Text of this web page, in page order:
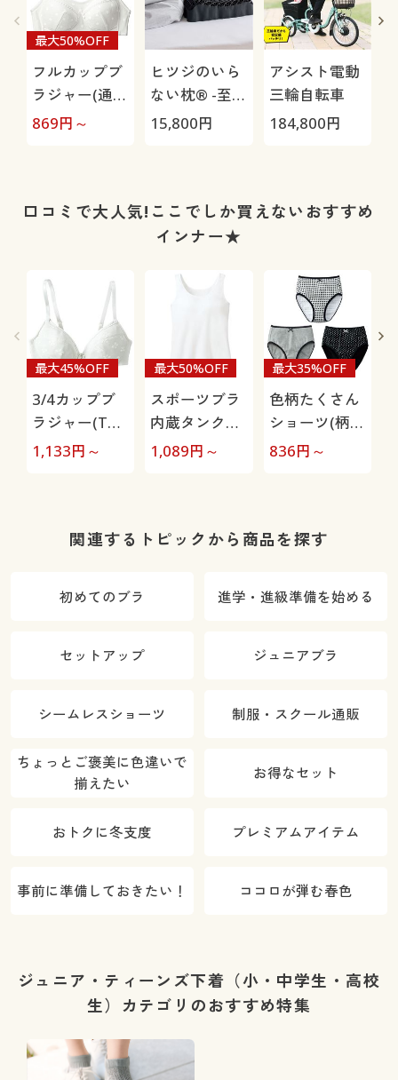
フルカップブ
ラジャー(通学
ブラ®)(ワイ
イズ)
最大50%OFF
869円～
ヒツジのいら
ない枕® -至
極-
15,800円
アシスト電動
三輪自転車
184,800円
口コミで大人気!ここでしか買えないおすすめ
インナー★
3/4カップブ
ラジャー(Tシ
ャツみたいな
(AA65～)
最大45%OFF
1,133円～
スポーツブラ
内蔵タンクト
ップ(重ね着い
最大50%OFF
1,089円～
色柄たくさん
ショーツ(柄違
い3枚組)(綿
最大35%OFF
836円～
関連するトピックから商品を探す
初めてのブラ 進学・進級準備を始める
セットアップ ジュニアブラ
シームレスショーツ 制服・スクール通販
ちょっとご褒美に色違いで
揃えたい
お得なセット
おトクに冬支度 プレミアムアイテム
事前に準備しておきたい！ ココロが弾む春色
ジュニア・ティーンズ下着（小・中学生・高校
生）カテゴリのおすすめ特集